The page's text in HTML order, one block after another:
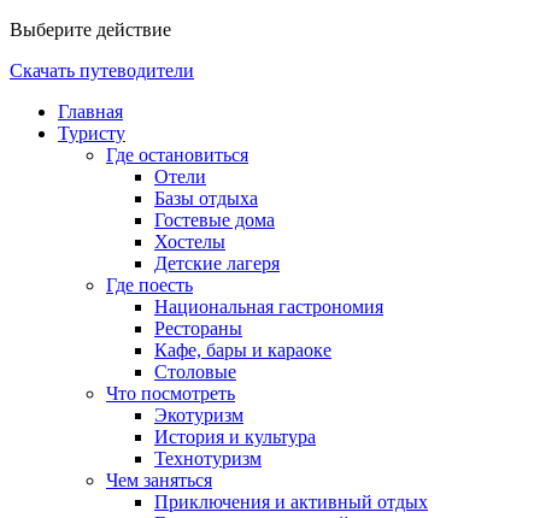
Выберите действие
Скачать путеводители
Главная
Туристу
Где остановиться
Отели
Базы отдыха
Гостевые дома
Хостелы
Детские лагеря
Где поесть
Национальная гастрономия
Рестораны
Кафе, бары и караоке
Столовые
Что посмотреть
Экотуризм
История и культура
Технотуризм
Чем заняться
Приключения и активный отдых